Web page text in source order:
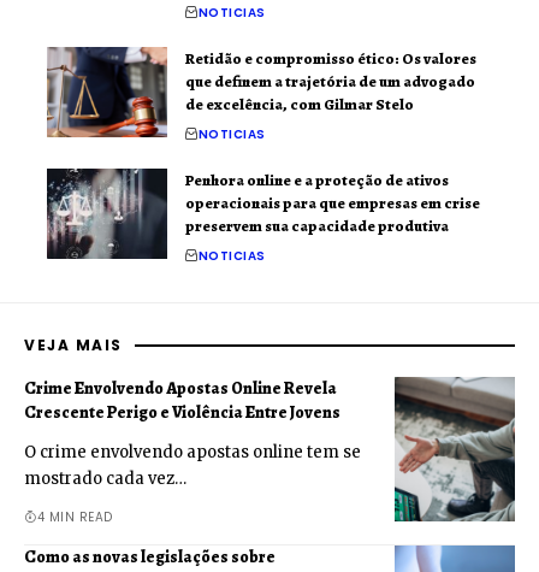
NOTICIAS
Retidão e compromisso ético: Os valores
que definem a trajetória de um advogado
de excelência, com Gilmar Stelo
NOTICIAS
Penhora online e a proteção de ativos
operacionais para que empresas em crise
preservem sua capacidade produtiva
NOTICIAS
VEJA MAIS
Crime Envolvendo Apostas Online Revela
Crescente Perigo e Violência Entre Jovens
O crime envolvendo apostas online tem se
mostrado cada vez…
4 MIN READ
Como as novas legislações sobre